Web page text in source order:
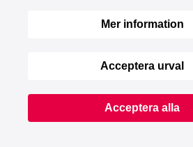
Mer information
Acceptera urval
Acceptera alla